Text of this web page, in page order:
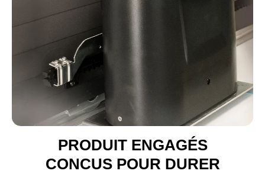
PRODUIT ENGAGÉS
CONCUS POUR DURER